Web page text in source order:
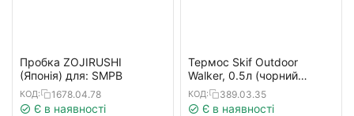
Пробка ZOJIRUSHI
(Японія) для: SMPB
КОД: 1678.04.78
Є в наявності
Термос Skif Outdoor
Walker, 0.5л (чорний
матовий)
КОД: 389.03.35
Є в наявності